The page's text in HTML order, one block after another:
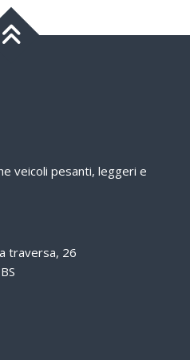
veicoli pesanti, leggeri e
traversa, 26